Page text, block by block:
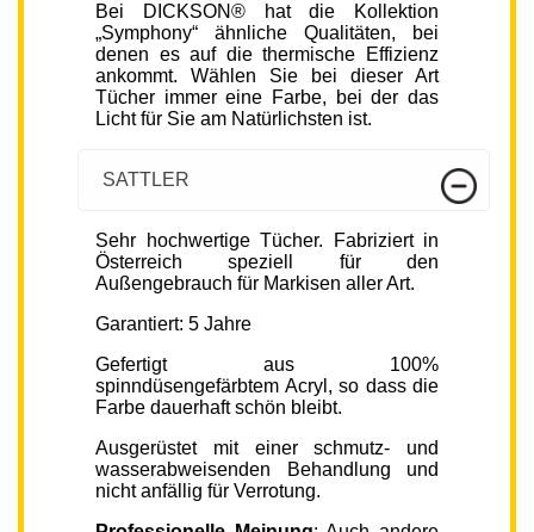
Bei DICKSON® hat die Kollektion
„Symphony“ ähnliche Qualitäten, bei
denen es auf die thermische Effizienz
ankommt. Wählen Sie bei dieser Art
Tücher immer eine Farbe, bei der das
Licht für Sie am Natürlichsten ist.
SATTLER
Sehr hochwertige Tücher. Fabriziert in
Österreich speziell für den
Außengebrauch für Markisen aller Art.
Garantiert: 5 Jahre
Gefertigt aus 100%
spinndüsengefärbtem Acryl, so dass die
Farbe dauerhaft schön bleibt.
Ausgerüstet mit einer schmutz- und
wasserabweisenden Behandlung und
nicht anfällig für Verrotung.